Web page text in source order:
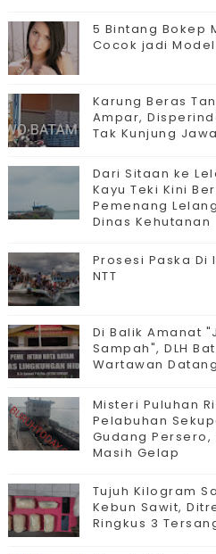
5 Bintang Bokep
Cocok jadi Model
Karung Beras
Ampar,
Tak Kunjung
Dari Sitaan ke
Kayu Teki Kini
Pemenang
Dinas Kehutanan
Prosesi Paska Di
NTT
Di Balik Amanat
Sampah", DLH
Wartawan
Misteri Puluhan
Pelabuhan
Gudang Persero,
Masih Gelap
Tujuh Kilogram
Kebun Sawit,
Ringkus 3